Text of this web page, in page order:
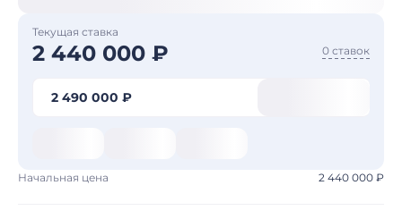
Текущая ставка
2 440 000 ₽ 0 ставок
2 490 000 ₽
Начальная цена 2 440 000 ₽